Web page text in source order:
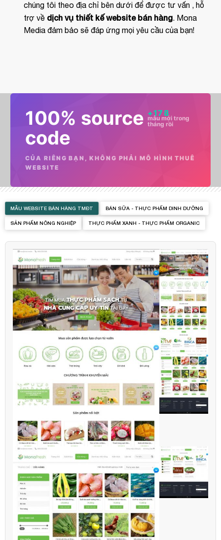
chúng tôi theo địa chỉ bên dưới để được tư vấn , hỗ
trợ về dịch vụ thiết kế website bán hàng. Mona
Media đảm bảo sẽ đáp ứng mọi yêu cầu của bạn!
100% source
code
+178
mẫu mới trong
tháng rồi
CỦA RIÊNG BẠN, KHÔNG PHẢI MÔ HÌNH THUÊ
WEBSITE
MẪU WEBSITE BÁN HÀNG TMĐT BÁN SỮA - THỰC PHẨM DINH DƯỠNG
SẢN PHẨM NÔNG NGHIỆP THỰC PHẨM XANH - THỰC PHẨM ORGANIC